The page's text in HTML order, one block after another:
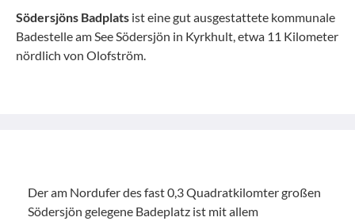
Södersjöns Badplats ist eine gut ausgestattete kommunale
Badestelle am See Södersjön in Kyrkhult, etwa 11 Kilometer
nördlich von Olofström.
Der am Nordufer des fast 0,3 Quadratkilomter großen
Södersjön gelegene Badeplatz ist mit allem